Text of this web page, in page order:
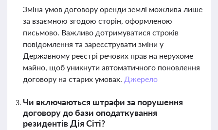
Зміна умов договору оренди землі можлива лише
за взаємною згодою сторін, оформленою
письмово. Важливо дотримуватися строків
повідомлення та зареєструвати зміни у
Державному реєстрі речових прав на нерухоме
майно, щоб уникнути автоматичного поновлення
договору на старих умовах. Джерело
Чи включаються штрафи за порушення
договору до бази оподаткування
резидентів Дія Сіті?